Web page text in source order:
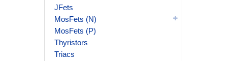
JFets
MosFets (N)
MosFets (P)
Thyristors
Triacs